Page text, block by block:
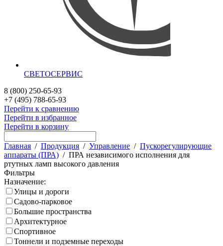
СВЕТОСЕРВИС
8 (800) 250-65-93
+7 (495) 788-65-93
Перейти к сравнению
Перейти в избранное
Перейти в корзину
Главная / Продукция / Управление / Пускорегулирующие
аппараты (ПРА) / ПРА независимого исполнения для
ртутных ламп высокого давления
Фильтры
Назначение:
Улицы и дороги
Садово-парковое
Большие пространства
Архитектурное
Спортивное
Тоннели и подземные переходы